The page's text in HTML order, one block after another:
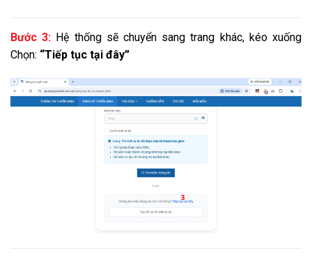
Bước 3: Hệ thống sẽ chuyển sang trang khác, kéo xuống
Chọn: “Tiếp tục tại đây”